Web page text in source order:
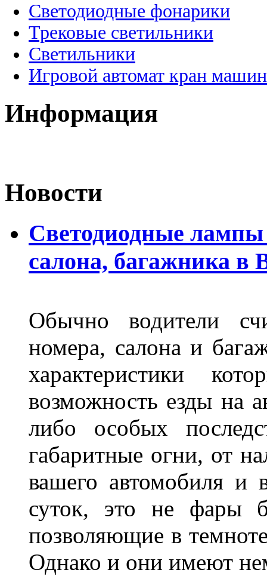
Светодиодные фонарики
Трековые светильники
Светильники
Игровой автомат кран
Информация
Новости
Светодиодные лампы
салона, багажника в
Обычно водители
номера, салона и
характеристики
возможность езды на
либо особых
габаритные огни, от
вашего автомобиля и
суток, это не фары
позволяющие в
Однако и они имеют